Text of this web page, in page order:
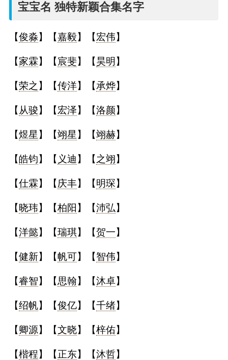
名
男孩名字打分
女孩名字打分
生
肖
起
名
蛇年起名
龙年起名
兔年起名
宝宝名 独特新颖合集名字
【俊淼】【嘉毅】【宏伟】
【家霖】【宸斐】【昊明 】
【荣之 】【传洋】【承烨】
【 从骏】【宏泽】【洛颜】
【煜星 】【翊星 】【翊赫】
【皓钧】【 义迪 】【 之翊】
【仕霖】【庆丰】【明琛】
【 晓玮】【柏阳 】【沛弘】
【洋懿】【瑞琪】【贺一】
【健新】【帆可】【智伟】
【睿智】【思翰】【沐卓】
【绍帆】【俊亿】【千绪】
【卿源】【文晓】【梓佑】
【楷程】【正东】【沐哲】